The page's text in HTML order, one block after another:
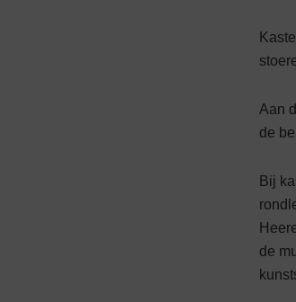
Aan
de
Bij
de